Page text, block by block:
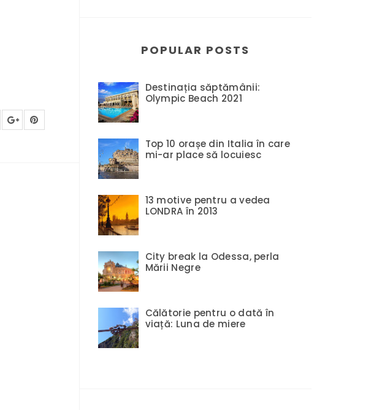
POPULAR POSTS
Destinația săptămânii:
Olympic Beach 2021
Top 10 orașe din Italia în care
mi-ar place să locuiesc
13 motive pentru a vedea
LONDRA în 2013
City break la Odessa, perla
Mării Negre
Călătorie pentru o dată în
viață: Luna de miere